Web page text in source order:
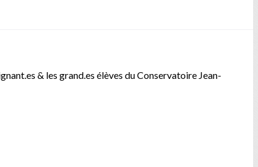
& les grand.es élèves du Conservatoire Jean-